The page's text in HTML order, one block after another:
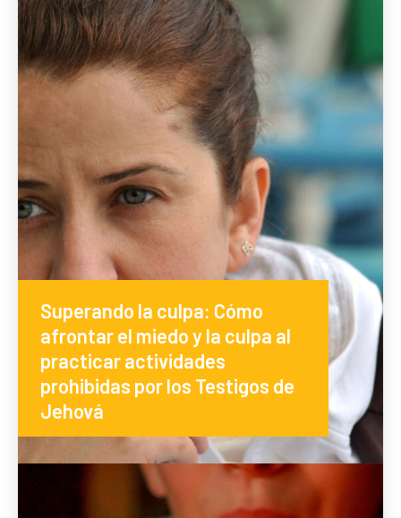
Superando la culpa: Cómo
afrontar el miedo y la culpa al
practicar actividades
prohibidas por los Testigos de
Jehová